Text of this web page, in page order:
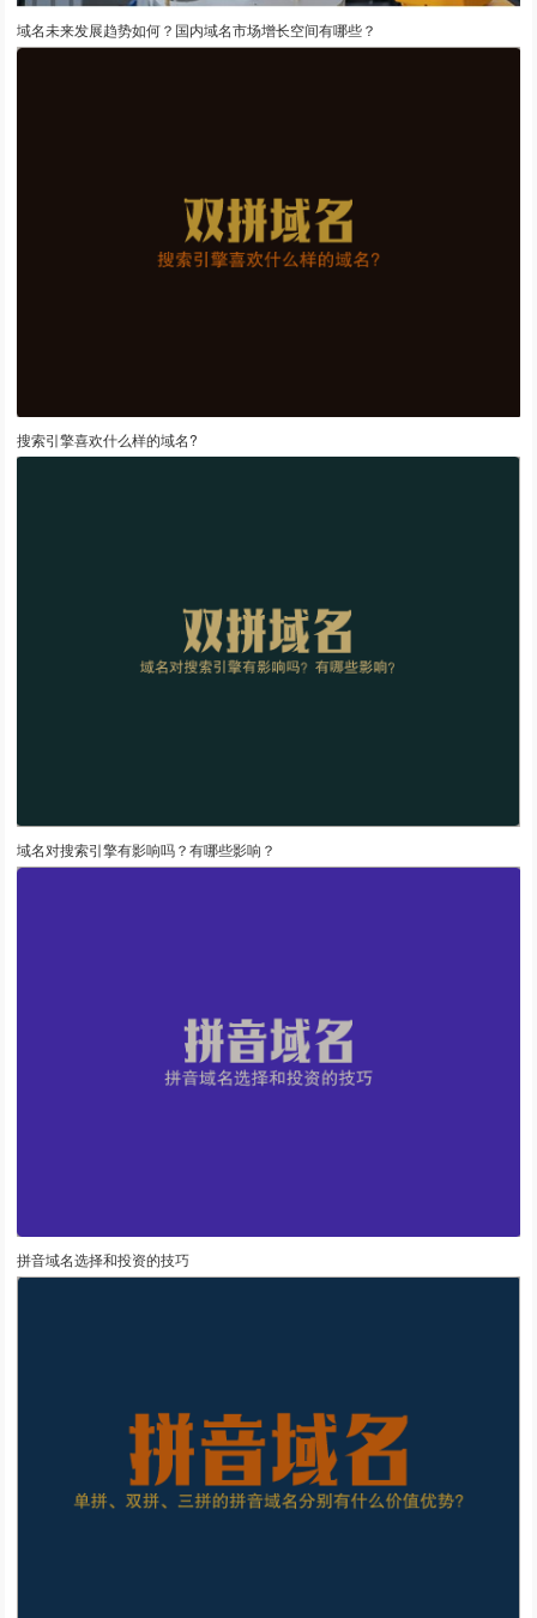
域名未来发展趋势如何？国内域名市场增长空间有哪些？
搜索引擎喜欢什么样的域名?
域名对搜索引擎有影响吗？有哪些影响？
拼音域名选择和投资的技巧